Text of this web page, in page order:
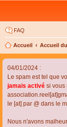
FAQ
Accueil Accueil
04/01/2024 :
Le spam est tel que
jamais activé si vous
le [at] par @ dans le
Nous n'avons